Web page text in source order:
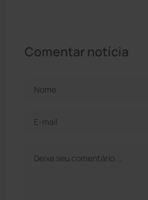
Comentar notícia